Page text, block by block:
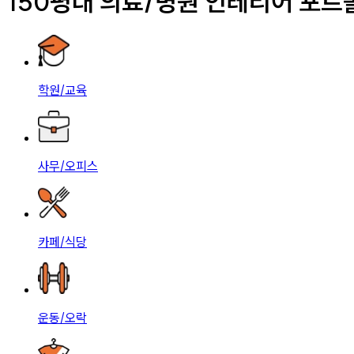
학원/교육
사무/오피스
카페/식당
운동/오락